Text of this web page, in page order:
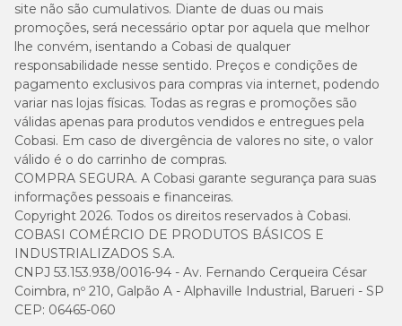
site não são cumulativos. Diante de duas ou mais
promoções, será necessário optar por aquela que melhor
lhe convém, isentando a Cobasi de qualquer
responsabilidade nesse sentido. Preços e condições de
pagamento exclusivos para compras via internet, podendo
variar nas lojas físicas. Todas as regras e promoções são
válidas apenas para produtos vendidos e entregues pela
Cobasi. Em caso de divergência de valores no site, o valor
válido é o do carrinho de compras.
COMPRA SEGURA. A Cobasi garante segurança para suas
informações pessoais e financeiras.
Copyright 2026. Todos os direitos reservados à Cobasi.
COBASI COMÉRCIO DE PRODUTOS BÁSICOS E
INDUSTRIALIZADOS S.A.
CNPJ 53.153.938/0016-94 - Av. Fernando Cerqueira César
Coimbra, nº 210, Galpão A - Alphaville Industrial, Barueri - SP
CEP: 06465-060